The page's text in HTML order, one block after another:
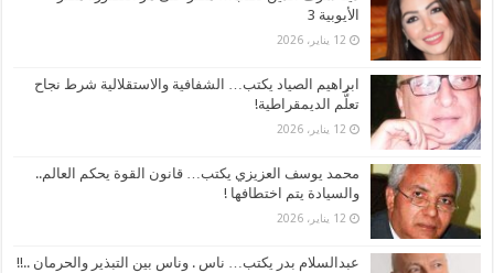
الأيوبية 3
12 يناير، 2026
ابراهيم الصياد يكتب… الشفافية والاستقلالية شرط نجاح
تعلُّم الديمقراطية!
12 يناير، 2026
محمد يوسف العزيزي يكتب… قانون القوة يحكم العالم..
والسيادة يتم اختطافها !
12 يناير، 2026
عبدالسلام بدر يكتب… ناس . وناس بين التبذير والحرمان ..!!